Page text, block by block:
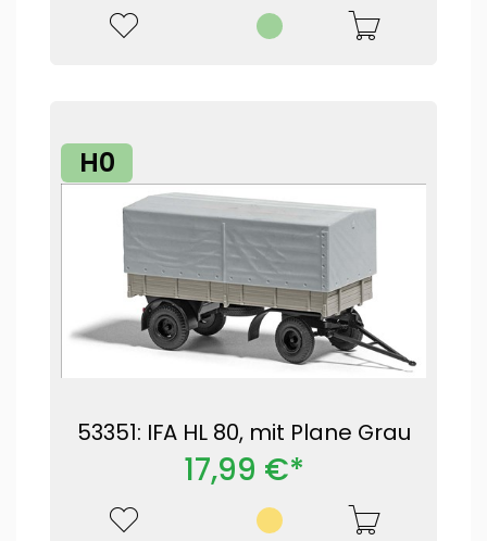
H0
53351: IFA HL 80, mit Plane Grau
17,99 €*